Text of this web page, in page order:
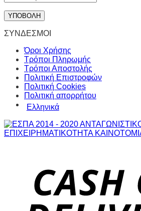
ΣΥΝΔΕΣΜΟΙ
Όροι Χρήσης
Τρόποι Πληρωμής
Τρόποι Αποστολής
Πολιτική Επιστροφών
Πολιτική Cookies
Πολιτική απορρήτου
Ελληνικά